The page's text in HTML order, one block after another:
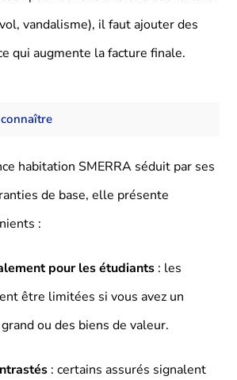
vandalisme), il faut ajouter des
qui augmente la facture finale.
habitation SMERRA séduit par ses
de base, elle présente
:
pour les étudiants : les
être limitées si vous avez un
ou des biens de valeur.
: certains assurés signalent